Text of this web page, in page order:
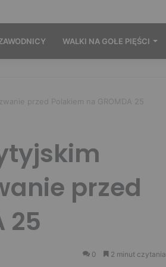
WALKI NA GOŁE PIĘŚCI
przed Polakiem na GROMDA 25
przed
25
0 2 minut czytania